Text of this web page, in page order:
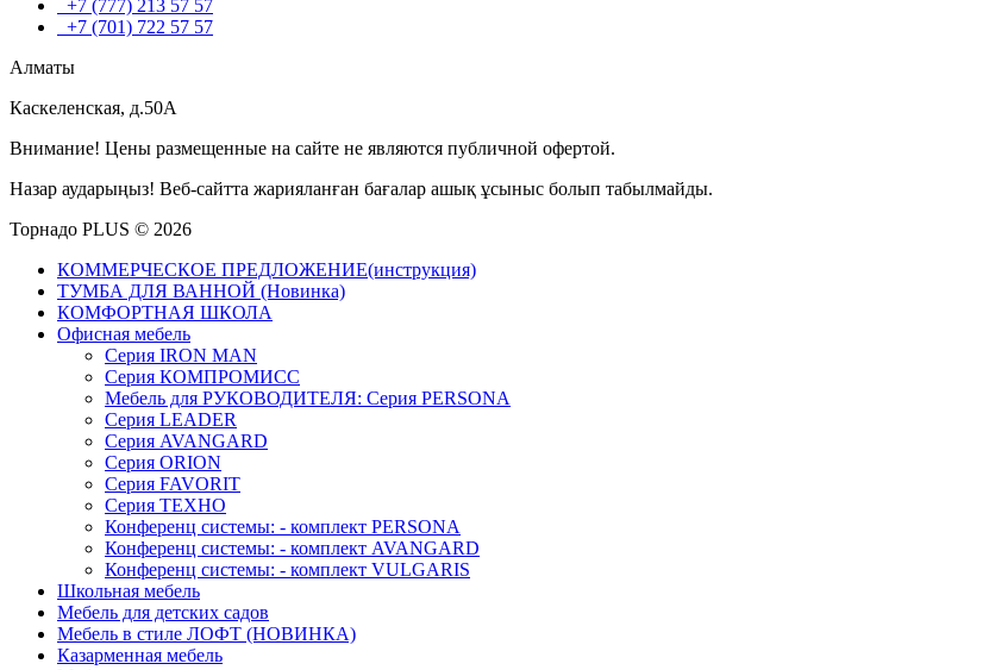
+7 (777) 213 57 57
+7 (701) 722 57 57
Алматы
Каскеленская, д.50А
Внимание! Цены размещенные на сайте не являются публичной офертой.
Назар аударыңыз! Веб-сайтта жарияланған бағалар ашық ұсыныс болып табылмайды.
Торнадо PLUS © 2026
КОММЕРЧЕСКОЕ ПРЕДЛОЖЕНИЕ(инструкция)
ТУМБА ДЛЯ ВАННОЙ (Новинка)
КОМФОРТНАЯ ШКОЛА
Офисная мебель
Серия IRON MAN
Серия КОМПРОМИСС
Мебель для РУКОВОДИТЕЛЯ: Серия PERSONA
Серия LEADER
Серия AVANGARD
Серия ORION
Серия FAVORIT
Серия ТЕХНО
Конференц системы: - комплект PERSONA
Конференц системы: - комплект AVANGARD
Конференц системы: - комплект VULGARIS
Школьная мебель
Мебель для детских садов
Мебель в стиле ЛОФТ (НОВИНКА)
Казарменная мебель